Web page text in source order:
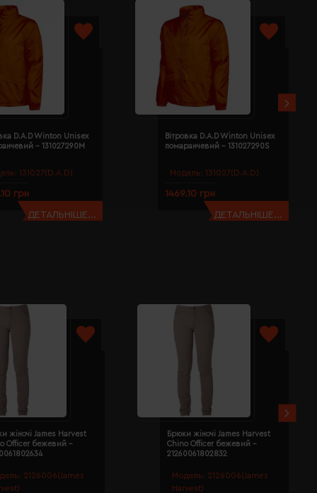
131027(D.A.D)
D.A.D Winton Unisex
- 131027290M
грн
ДЕТАЛЬНІШЕ...
Модель: 131027(D.A.D)
Вітровка D.A.D Winton Unisex
помаранчевий - 131027290S
1469.10 грн
ДЕТАЛЬНІШЕ...
2126006(James
жіночі James Harvest
Officer бежевий -
Модель: 2126006(James
Harvest)
Брюки жіночі James Harvest
Chino Officer бежевий -
21260061802832